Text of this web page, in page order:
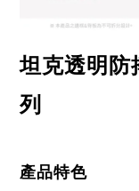
坦克透明
列
產品特色